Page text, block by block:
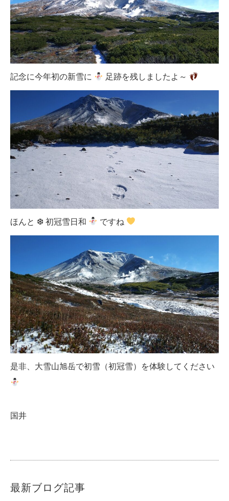
記念に今年初の新雪に 足跡を残しましたよ～
ほんと ❆ 初冠雪日和 ですね
是非、大雪山旭岳で初雪（初冠雪）を体験してください
国井
最新ブログ記事